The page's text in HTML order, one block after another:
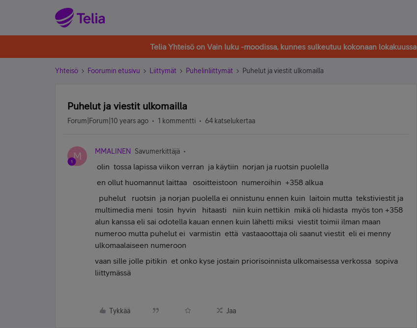
Telia Yhteisö on Vain luku -moodissa, kunnes sulkeutuu kokonaan lokakuussa
Yhteisö Foorumin etusivu Liittymät Puhelinliittymät Puhelut ja viestit ulkomailla
Puhelut ja viestit ulkomailla
Forum|Forum|10 years ago 1 kommentti 64 katselukertaa
M MMALINEN Savumerkittäjä
olin tossa lapissa viikon verran ja käytiin norjan ja ruotsin puolella
en ollut huomannut laittaa osoitteistoon numeroihin +358 alkua
puhelut ruotsin ja norjan puolella ei onnistunu ennen kuin laitoin mutta tekstiviestit ja
multimedia meni tosin hyvin hitaasti niin kuin nettikin mikä oli hidasta myös ton +358
alun kanssa eli sai odotella kauan ennen kuin lähetti miksi viestit toimii ilman maan
numeroo mutta puhelut ei varmistin että vastaaoottaja oli saanut viestit eli ei menny
ulkomaalaiseen numeroon
vaan sille jolle pitikin et onko kyse jostain priorisoinnista ulkomaisessa verkossa sopiva
liittymässä
Tykkää Jaa